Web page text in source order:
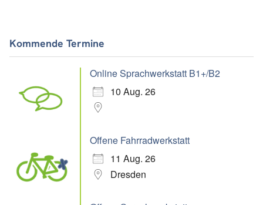
Kommende Termine
Online Sprachwerkstatt B1+/B2
10 Aug. 26
Offene Fahrradwerkstatt
11 Aug. 26
Dresden